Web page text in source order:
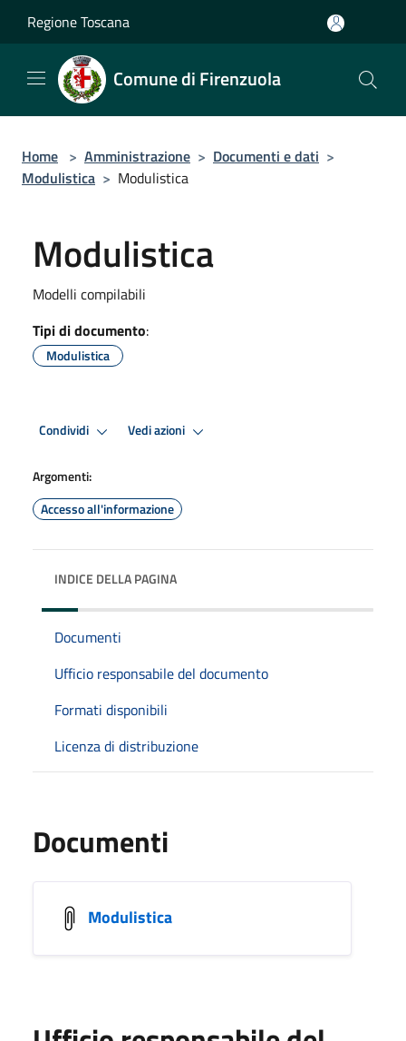
Regione Toscana
Comune di Firenzuola
Home > Amministrazione > Documenti e dati >
Modulistica > Modulistica
Modulistica
Modelli compilabili
Tipi di documento:
Modulistica
Condividi Vedi azioni
Argomenti:
Accesso all'informazione
INDICE DELLA PAGINA
Documenti
Ufficio responsabile del documento
Formati disponibili
Licenza di distribuzione
Documenti
Modulistica